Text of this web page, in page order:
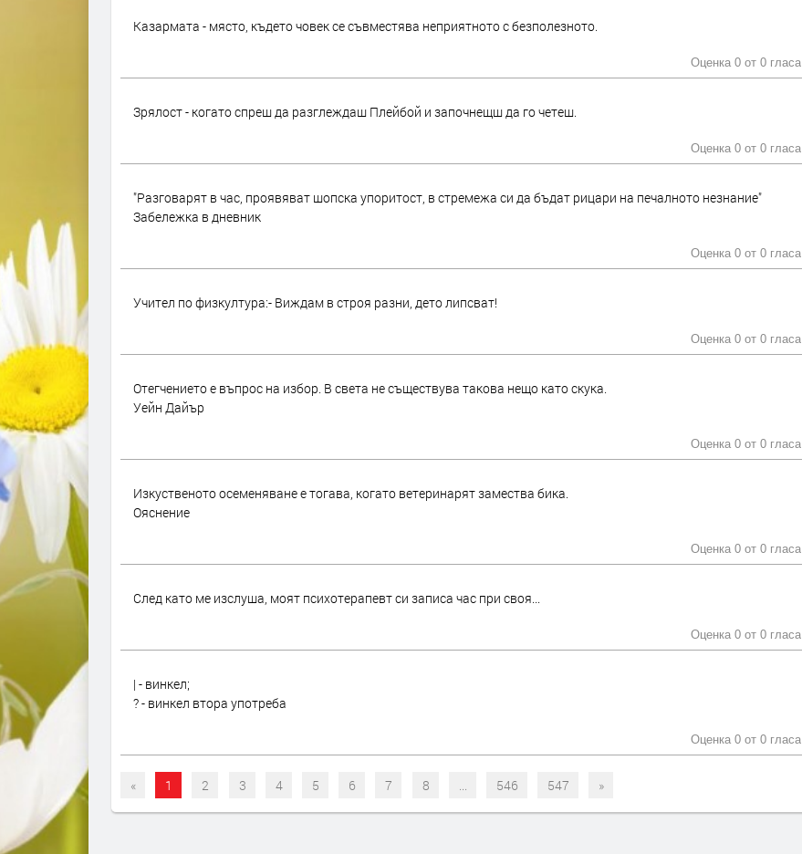
Казармата - място, където човек се съвместява неприятното с безполезното.
Оценка 0 от 0 гласа
Зрялост - когато спреш да разглеждаш Плейбой и започнещш да го четеш.
Оценка 0 от 0 гласа
"Разговарят в час, проявяват шопска упоритост, в стремежа си да бъдат рицари на печалното незнание"
Забележка в дневник
Оценка 0 от 0 гласа
Учител по физкултура:- Виждам в строя разни, дето липсват!
Оценка 0 от 0 гласа
Отегчението е въпрос на избор. В света не съществува такова нещо като скука.
Уейн Дайър
Оценка 0 от 0 гласа
Изкуственото осеменяване е тогава, когато ветеринарят замества бика.
Ояснение
Оценка 0 от 0 гласа
След като ме изслуша, моят психотерапевт си записа час при своя...
Оценка 0 от 0 гласа
| - винкел;
? - винкел втора употреба
Оценка 0 от 0 гласа
« 1 2 3 4 5 6 7 8 546 547 »